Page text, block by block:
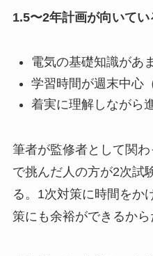
1.5〜2年計画が向いてい
電気の基礎知識があ
学習時間が週末中心
着実に理解しながら
筆者が監修者として関
で挑んだ人の方が2次試
る。1次対策に時間をか
策にも余裕ができるから